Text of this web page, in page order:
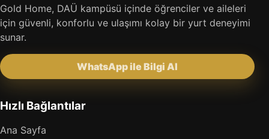
Gold Home, DAÜ kampüsü içinde öğrenciler ve aileleri
için güvenli, konforlu ve ulaşımı kolay bir yurt deneyimi
sunar.
WhatsApp ile Bilgi Al
Hızlı Bağlantılar
Ana Sayfa